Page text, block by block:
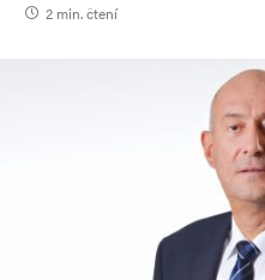
2 min. čtení